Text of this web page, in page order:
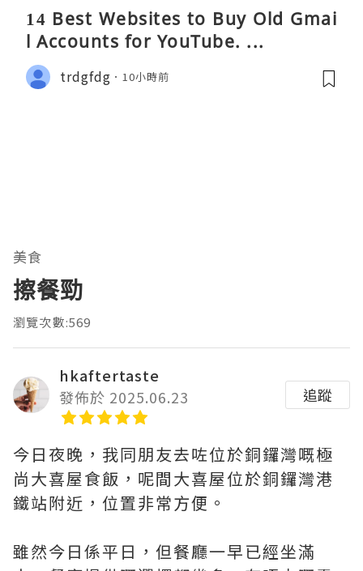
14 Best Websites to Buy Old Gmai
l Accounts for YouTube. ...
trdgfdg 10小時前
美食
擦餐勁
瀏覽次數:569
hkaftertaste
發佈於 2025.06.23
追蹤
今日夜晚，我同朋友去咗位於銅鑼灣嘅極
尚大喜屋食飯，呢間大喜屋位於銅鑼灣港
鐵站附近，位置非常方便。
雖然今日係平日，但餐廳一早已經坐滿